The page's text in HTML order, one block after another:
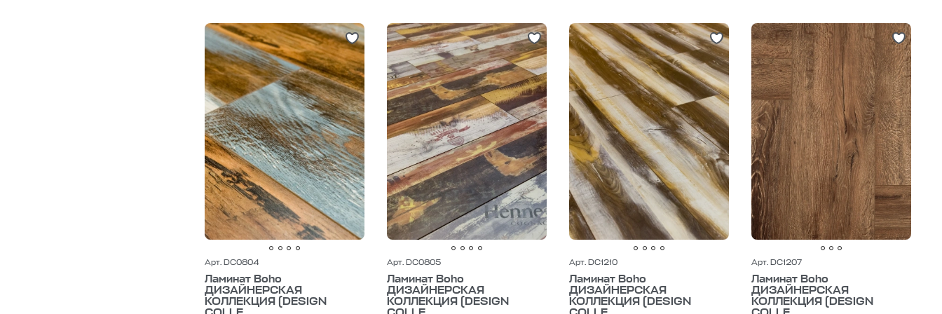
Арт. DC0804
Ламинат Boho
ДИЗАЙНЕРСКАЯ
КОЛЛЕКЦИЯ (DESIGN
Арт. DC0805
Ламинат Boho
ДИЗАЙНЕРСКАЯ
КОЛЛЕКЦИЯ (DESIGN
Арт. DC1210
Ламинат Boho
ДИЗАЙНЕРСКАЯ
КОЛЛЕКЦИЯ (DESIGN
Арт. DC1207
Ламинат Boho
ДИЗАЙНЕРСКАЯ
КОЛЛЕКЦИЯ (DESIGN